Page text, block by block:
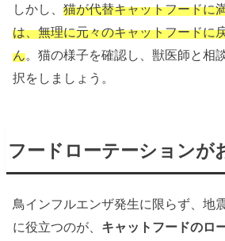
しかし、猫が代替キャットフードに
は、無理に元々のキャットフードに
ん。猫の様子を確認し、獣医師と相
択をしましょう。
フードローテーションが
鳥インフルエンザ発生に限らず、地
に役立つのが、 キャットフードのロ